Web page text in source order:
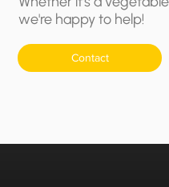
we're happy to help!
Contact